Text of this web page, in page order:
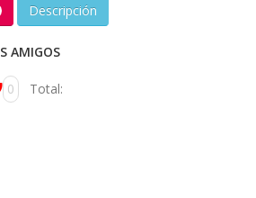
Descripción
AMIGOS
0 Total: